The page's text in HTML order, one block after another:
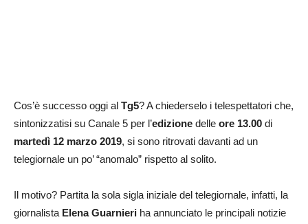
Cos’è successo oggi al Tg5? A chiederselo i telespettatori che,
sintonizzatisi su Canale 5 per l’edizione delle ore 13.00 di
martedì 12 marzo 2019, si sono ritrovati davanti ad un
telegiornale un po’ “anomalo” rispetto al solito.
Il motivo? Partita la sola sigla iniziale del telegiornale, infatti, la
giornalista Elena Guarnieri ha annunciato le principali notizie